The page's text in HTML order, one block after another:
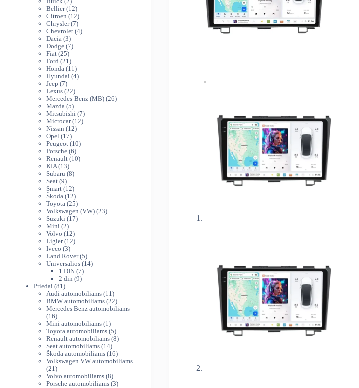
produktai
Bellier 1212
produktų
Citroen 1212
produktų
Chrysler 77
produktai
Chevrolet 44
Dacia 33
produktai
Dodge 77
Fiat 2525
produktai
Ford 21 21
produktas
Honda 11 11
produktų
Hyundai 44
Jeep 77
produktai
Lexus 2222
produktai
Mercedes-Benz (MB) 2626
Mazda 55
produktai
Mitsubishi 77
produktai
Microcar 1212
Nissan 1212
Opel 1717
produktų
Peugeot 1010
Porsche 66
produktai
Renault 1010
KIA 1313
produktų
Subaru 88
Seat 99
produktai
Smart 1212
produktų
Škoda 1212
produktų
Toyota 2525
produktai
Volkswagen (VW) 2323
Suzuki 1717
Mini 22
produktai
Volvo 1212
produktų
Ligier 1212
Iveco 33
produktai
Land Rover 55
produktai
Universalios 1414
1 DIN 77
produktai
2 din 99
Priedai 81 81
produktas
Audi automobiliams 11 11
produktų
BMW automobiliams 2222
produktai
Mercedes Benz automobiliams
1616
produktų
Mini automobiliams 1 1
produktas
Toyota automobiliams 55
produktai
Renault automobiliams 88
Seat automobiliams 1414
produktų
Škoda automobiliams 1616
produktų
Volkswagen VW automobiliams
21 21
produktas
Volvo automobiliams 88
produktai
Porsche automobiliams 33